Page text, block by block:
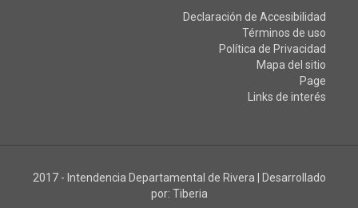
Declaración de Accesibilidad
Términos de uso
Política de Privacidad
Mapa del sitio
Page
Links de interés
2017 - Intendencia Departamental de Rivera
Desarrollado
por: Tiberia